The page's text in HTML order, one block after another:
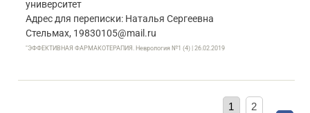
университет
Адрес для переписки: Наталья Сергеевна
Стельмах, 19830105@mail.ru
"ЭФФЕКТИВНАЯ ФАРМАКОТЕРАПИЯ. Неврология №1 (4) | 26.02.2019
1 2